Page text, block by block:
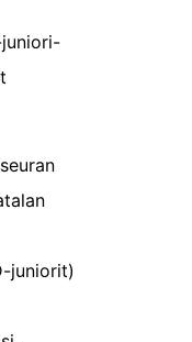
juniorit)